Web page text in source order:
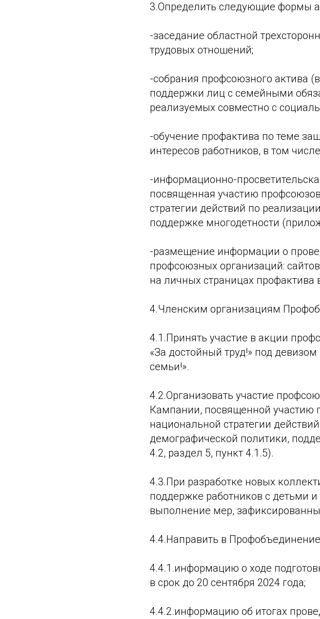
3.Определить следующие формы
-заседание областной
трудовых отношений;
-собрания профсоюзного актива
поддержки лиц с семейными
реализуемых совместно с
-обучение профактива по теме
интересов работников, в том
-информационно-
посвященная участию
стратегии действий по
поддержке многодетности
-размещение информации о
профсоюзных организаций:
на личных страницах профактива
4.Членским организациям
4.1.Принять участие в акции
«За достойный труд!» под
семьи!».
4.2.Организовать участие
Кампании, посвященной участию
национальной стратегии
демографической политики,
4.2, раздел 5, пункт 4.1.5).
4.3.При разработке новых
поддержке работников с детьми
выполнение мер,
4.4.Направить в
4.4.1.информацию о ходе
в срок до 20 сентября 2024 года;
4.4.2.информацию об итогах